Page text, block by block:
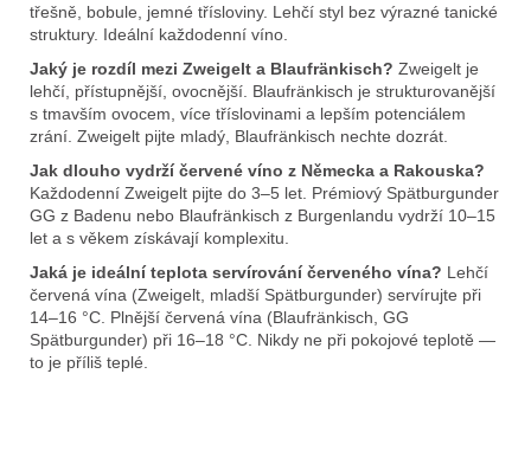
třešně, bobule, jemné třísloviny. Lehčí styl bez výrazné tanické
struktury. Ideální každodenní víno.
Jaký je rozdíl mezi Zweigelt a Blaufränkisch? Zweigelt je
lehčí, přístupnější, ovocnější. Blaufränkisch je strukturovanější
s tmavším ovocem, více tříslovinami a lepším potenciálem
zrání. Zweigelt pijte mladý, Blaufränkisch nechte dozrát.
Jak dlouho vydrží červené víno z Německa a Rakouska?
Každodenní Zweigelt pijte do 3–5 let. Prémiový Spätburgunder
GG z Badenu nebo Blaufränkisch z Burgenlandu vydrží 10–15
let a s věkem získávají komplexitu.
Jaká je ideální teplota servírování červeného vína? Lehčí
červená vína (Zweigelt, mladší Spätburgunder) servírujte při
14–16 °C. Plnější červená vína (Blaufränkisch, GG
Spätburgunder) při 16–18 °C. Nikdy ne při pokojové teplotě —
to je příliš teplé.